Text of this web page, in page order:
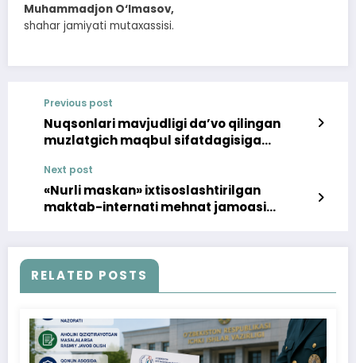
Muhammadjon O‘lmasov,
shahar jamiyati mutaxassisi.
Previous post
Nuqsonlari mavjudligi da’vo qilingan
muzlatgich maqbul sifatdagisiga
Next post
«Nurli maskan» ixtisoslashtirilgan
maktab-internati mehnat jamoasi
RELATED POSTS